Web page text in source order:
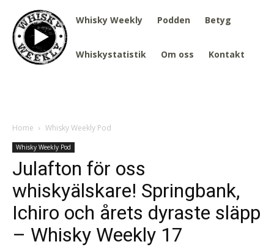
Whisky Weekly Podden Betyg
Whiskystatistik Om oss Kontakt
Home Whisky Weekly Pod
Whisky Weekly Pod
Julafton för oss
whiskyälskare! Springbank,
Ichiro och årets dyraste släpp
– Whisky Weekly 17